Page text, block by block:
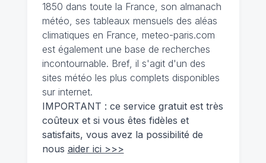
1850 dans toute la France, son almanach
météo, ses tableaux mensuels des aléas
climatiques en France, meteo-paris.com
est également une base de recherches
incontournable. Bref, il s'agit d'un des
sites météo les plus complets disponibles
sur internet.
IMPORTANT : ce service gratuit est très
coûteux et si vous êtes fidèles et
satisfaits, vous avez la possibilité de
nous aider ici >>>